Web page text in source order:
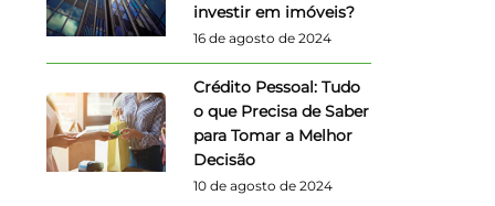
investir em imóveis?
16 de agosto de 2024
Crédito Pessoal: Tudo
o que Precisa de Saber
para Tomar a Melhor
Decisão
10 de agosto de 2024